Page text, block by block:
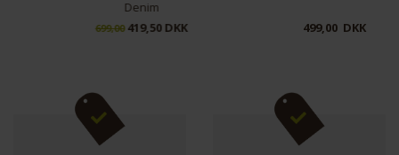
419,50 DKK 499,00 DKK